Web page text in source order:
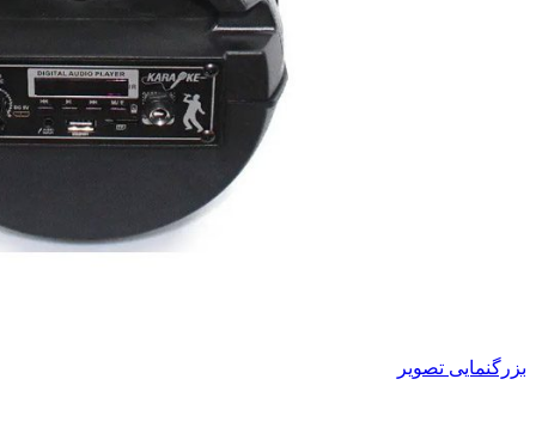
بزرگنمایی تصویر